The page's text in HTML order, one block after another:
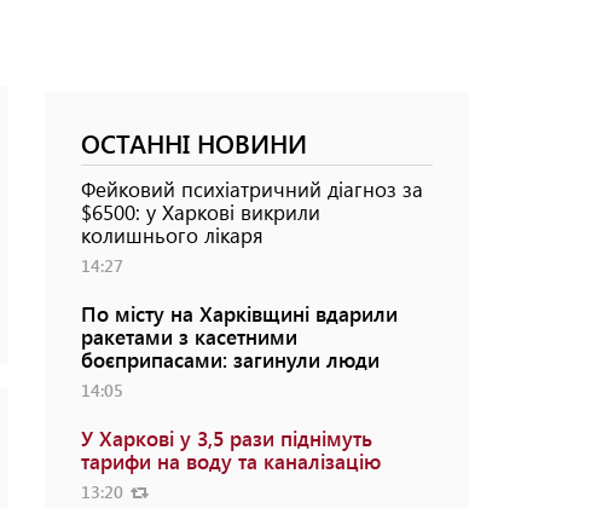
ОСТАННІ НОВИНИ
Фейковий психіатричний діагноз за
$6500: у Харкові викрили
колишнього лікаря
14:27
По місту на Харківщині вдарили
ракетами з касетними
боєприпасами: загинули люди
14:05
У Харкові у 3,5 рази піднімуть
тарифи на воду та каналізацію
13:20